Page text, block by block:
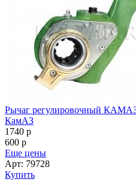
Рычаг регулировочный
КамАЗ
1740 p
600 p
Еще цены
Арт: 79728
Купить